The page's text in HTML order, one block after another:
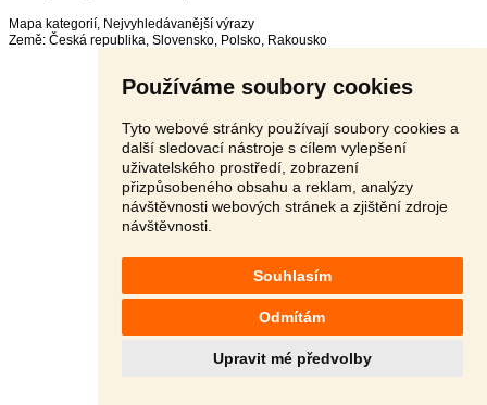
Používáme soubory cookies
Tyto webové stránky používají soubory cookies a
další sledovací nástroje s cílem vylepšení
uživatelského prostředí, zobrazení
přizpůsobeného obsahu a reklam, analýzy
návštěvnosti webových stránek a zjištění zdroje
návštěvnosti.
Souhlasím
Odmítám
Upravit mé předvolby
Mapa kategorií, Nejvyhledávanější výrazy
Země: Česká republika, Slovensko, Polsko, Rakousko